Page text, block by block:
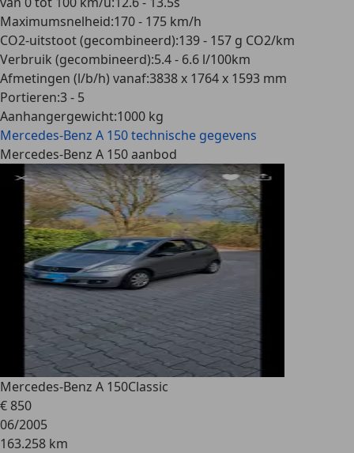
Maximumsnelheid:170 - 175 km/h
CO2-uitstoot (gecombineerd):139 - 157 g CO2/km
Verbruik (gecombineerd):5.4 - 6.6 l/100km
Afmetingen (l/b/h) vanaf:3838 x 1764 x 1593 mm
Portieren:3 - 5
Aanhangergewicht:1000 kg
Mercedes-Benz A 150technische gegevens
Mercedes-Benz A 150 aanbod
Mercedes-Benz A 150Classic
€ 850
06/2005
163.258 km